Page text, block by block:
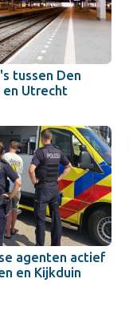
tussen Den
en Utrecht
agenten actief
en Kijkduin